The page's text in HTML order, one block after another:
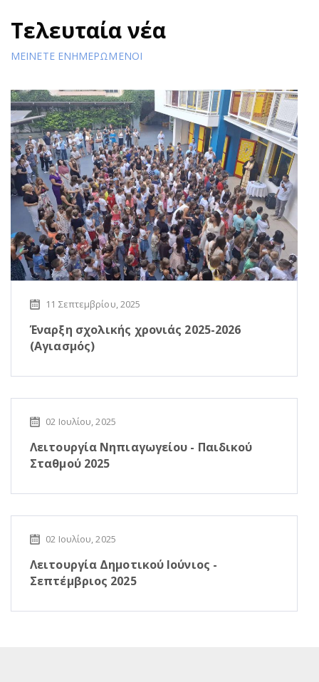
Τελευταία νέα
ΜΕΙΝΕΤΕ ΕΝΗΜΕΡΩΜΕΝΟΙ
11 Σεπτεμβρίου, 2025
Έναρξη σχολικής χρονιάς 2025-2026
(Αγιασμός)
02 Ιουλίου, 2025
Λειτουργία Νηπιαγωγείου - Παιδικού
Σταθμού 2025
02 Ιουλίου, 2025
Λειτουργία Δημοτικού Ιούνιος -
Σεπτέμβριος 2025